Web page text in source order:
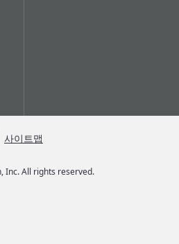
Inc. All rights reserved.
사이트맵